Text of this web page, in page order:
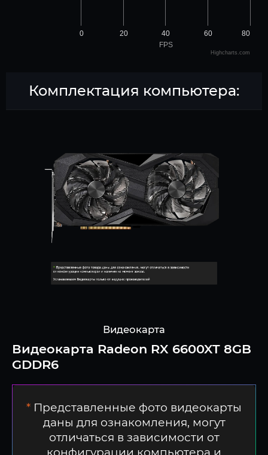
FPS
0 20 40 60 80
Highcharts.com
Комплектация компьютера:
Видеокарта
Видеокарта Radeon RX 6600XT 8GB
GDDR6
* Представленные фото видеокарты
даны для ознакомления, могут
отличаться в зависимости от